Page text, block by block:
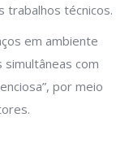
trabalhos técnicos.
em ambiente
com
por meio